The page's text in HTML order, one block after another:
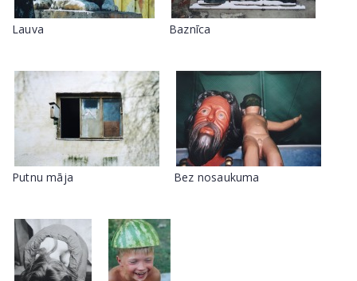
Lauva Baznīca
Putnu māja Bez nosaukuma